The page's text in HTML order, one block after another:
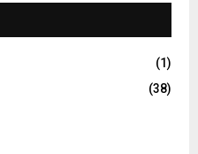
(1)
(38)